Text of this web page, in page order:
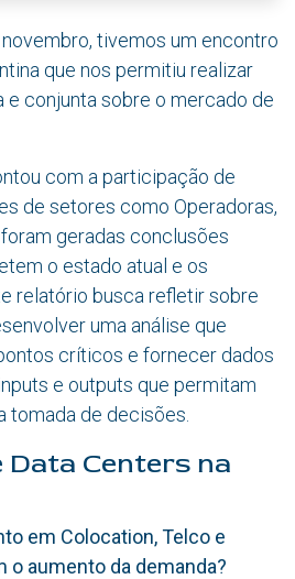
tivemos um encontro
que nos permitiu realizar
e conjunta sobre o mercado de
com a participação de
de setores como Operadoras,
geradas conclusões
o estado atual e os
relatório busca refletir sobre
uma análise que
críticos e fornecer dados
e outputs que permitam
tomada de decisões.
Data Centers na
em Colocation, Telco e
o aumento da demanda?